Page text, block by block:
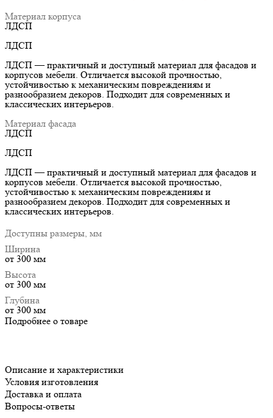
Материал корпуса
ЛДСП
ЛДСП
ЛДСП — практичный и доступный материал для фасадов и
корпусов мебели. Отличается высокой прочностью,
устойчивостью к механическим повреждениям и
разнообразием декоров. Подходит для современных и
классических интерьеров.
Материал фасада
ЛДСП
ЛДСП
ЛДСП — практичный и доступный материал для фасадов и
корпусов мебели. Отличается высокой прочностью,
устойчивостью к механическим повреждениям и
разнообразием декоров. Подходит для современных и
классических интерьеров.
Доступны размеры, мм
Ширина
от 300 мм
Высота
от 300 мм
Глубина
от 300 мм
Подробнее о товаре
Описание и характеристики
Условия изготовления
Доставка и оплата
Вопросы-ответы